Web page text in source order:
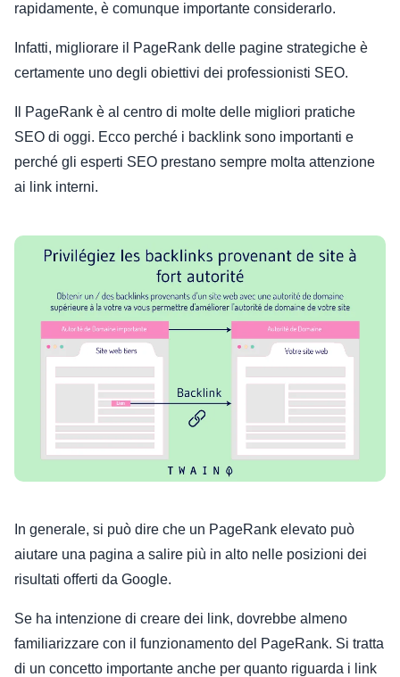
rapidamente, è comunque importante considerarlo.
Infatti, migliorare il PageRank delle pagine strategiche è
certamente uno degli obiettivi dei professionisti SEO.
Il PageRank è al centro di molte delle migliori pratiche
SEO di oggi. Ecco perché i backlink sono importanti e
perché gli esperti SEO prestano sempre molta attenzione
ai link interni.
In generale, si può dire che un PageRank elevato può
aiutare una pagina a salire più in alto nelle posizioni dei
risultati offerti da Google.
Se ha intenzione di creare dei link, dovrebbe almeno
familiarizzare con il funzionamento del PageRank. Si tratta
di un concetto importante anche per quanto riguarda i link